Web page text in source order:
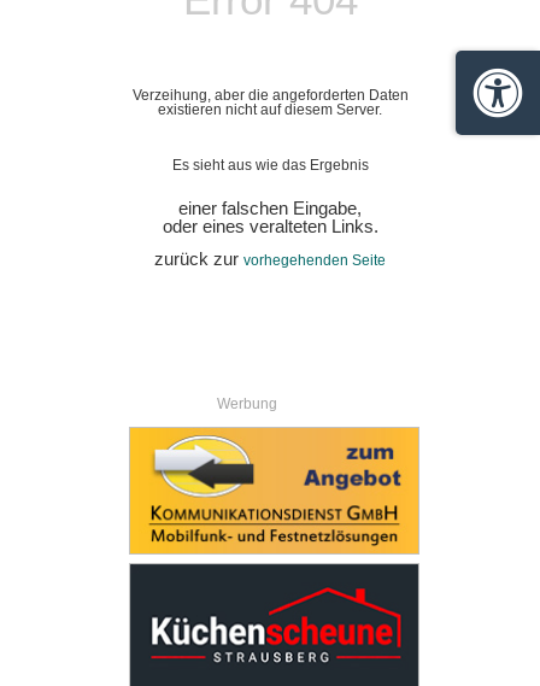
Verzeihung, aber die angeforderten Daten
existieren nicht auf diesem Server.
Es sieht aus wie das Ergebnis
einer falschen Eingabe,
oder eines veralteten Links.
zurück zur vorhegehenden Seite
Werbung